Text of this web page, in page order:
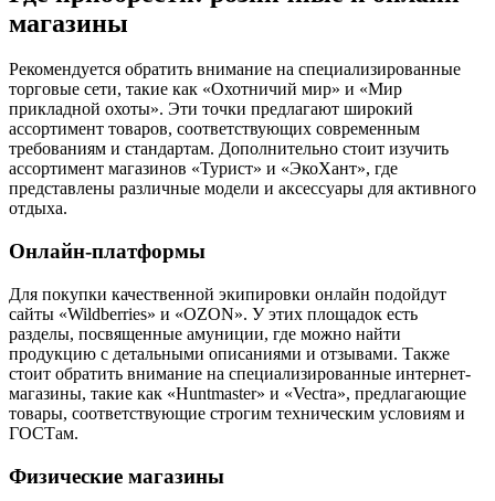
магазины
Рекомендуется обратить внимание на специализированные
торговые сети, такие как «Охотничий мир» и «Мир
прикладной охоты». Эти точки предлагают широкий
ассортимент товаров, соответствующих современным
требованиям и стандартам. Дополнительно стоит изучить
ассортимент магазинов «Турист» и «ЭкоХант», где
представлены различные модели и аксессуары для активного
отдыха.
Онлайн-платформы
Для покупки качественной экипировки онлайн подойдут
сайты «Wildberries» и «OZON». У этих площадок есть
разделы, посвященные амуниции, где можно найти
продукцию с детальными описаниями и отзывами. Также
стоит обратить внимание на специализированные интернет-
магазины, такие как «Huntmaster» и «Vectra», предлагающие
товары, соответствующие строгим техническим условиям и
ГОСТам.
Физические магазины